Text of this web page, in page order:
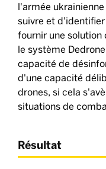
l'armée
suivre et d'identifier
fournir une solution
le système
capacité de
d'une capacité
drones, si cela
situations de
Résultat